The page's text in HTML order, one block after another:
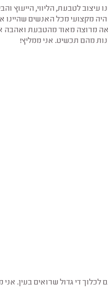
לטבעת, הליווי, הייעוץ
מקצועי מכל האנשים
מרוצה מאוד מהטבעת ואהבה
מהם תכשיט. אני ממליץ!
יהלום אחד עם לכלוך די גדול שרואים